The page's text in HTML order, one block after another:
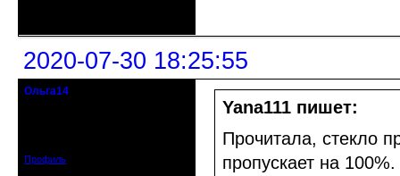
2020-07-30 18:25:55
Ольга14
Профиль
Yana111 пишет:
Прочитала, стекло
пропускает на